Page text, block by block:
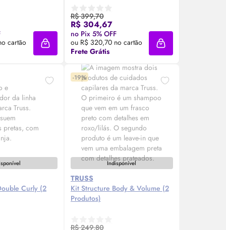
cartão
Agora ❯
Adicionar à sacola
R$ 399,70
R$ 304,67
no Pix 5% OFF
ou R$ 320,70 no cartão
Frete Grátis
Compre Agora ❯
Adicionar à sacola
Curly (2
-19%
Indisponível
TRUSS
Kit Structure Body& Volume (2
Produtos)
R$ 249,80